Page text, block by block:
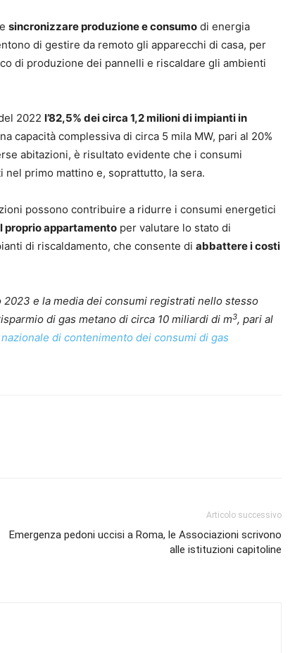
sincronizzare produzione e consumo di energia
di gestire da remoto gli apparecchi di casa, per
di produzione dei pannelli e riscaldare gli ambienti
2022 l’82,5% dei circa 1,2 milioni di impianti in
capacità complessiva di circa 5 mila MW, pari al 20%
abitazioni, è risultato evidente che i consumi
primo mattino e, soprattutto, la sera.
possono contribuire a ridurre i consumi energetici
appartamento per valutare lo stato di
di riscaldamento, che consente di abbattere i costi
e la media dei consumi registrati nello stesso
di gas metano di circa 10 miliardi di m3, pari al
di contenimento dei consumi di gas
Articolo successivo
Emergenza pedoni uccisi a Roma, le Associazioni scrivono
alle istituzioni capitoline